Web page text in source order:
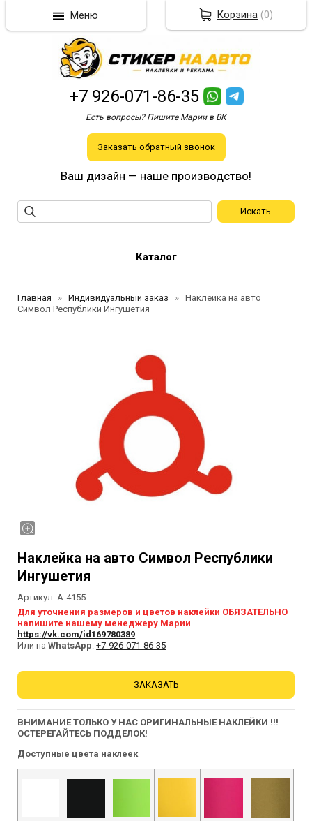
+7 926-071-86-35
Есть вопросы? Пишите Марии в ВК
Заказать обратный звонок
Ваш дизайн — наше производство!
Каталог
Главная Индивидуальный заказ
Наклейка на авто
Символ Республики Ингушетия
Наклейка на авто Символ Республики
Ингушетия
Артикул:А-4155
Для уточнения размеров и цветов наклейки ОБЯЗАТЕЛЬНО
напишите нашему менеджеру Марии
https://vk.com/id169780389
Или наWhatsApp:+7-926-071-86-35
ЗАКАЗАТЬ
ВНИМАНИЕ ТОЛЬКО У НАС ОРИГИНАЛЬНЫЕ НАКЛЕЙКИ !!!
ОСТЕРЕГАЙТЕСЬ ПОДДЕЛОК!
Доступные цвета наклеек
Корзина (0)
Меню